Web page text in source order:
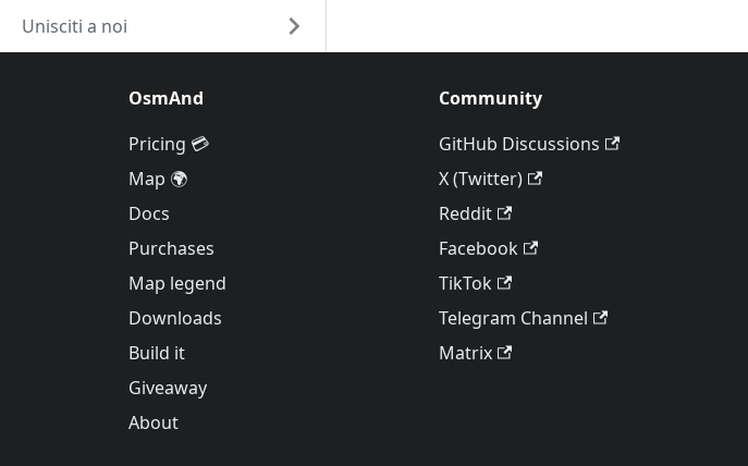
Unisciti a noi
OsmAnd
Pricing 💳
Map 🌍
Docs
Purchases
Map legend
Downloads
Build it
Giveaway
About
Community
GitHub Discussions
X (Twitter)
Reddit
Facebook
TikTok
Telegram Channel
Matrix